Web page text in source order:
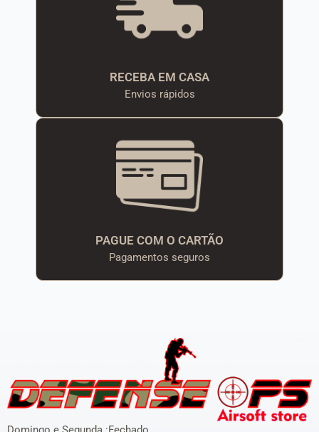
RECEBA EM CASA
Envios rápidos
PAGUE COM O CARTÃO
Pagamentos seguros